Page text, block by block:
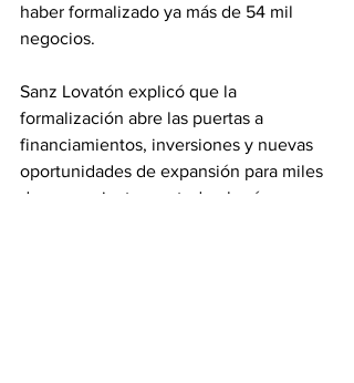
haber formalizado ya más de 54 mil
negocios.
Sanz Lovatón explicó que la
formalización abre las puertas a
financiamientos, inversiones y nuevas
oportunidades de expansión para miles
de comerciantes en todo el país.